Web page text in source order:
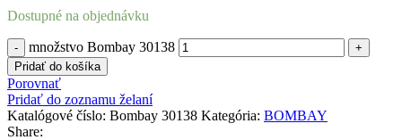
Dostupné na objednávku
množstvo Bombay 30138
Pridať do košíka
Porovnať
Pridať do zoznamu želaní
Katalógové číslo: Bombay 30138 Kategória: BOMBAY
Share: